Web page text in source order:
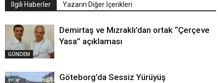
İlgili Haberler Yazarın Diğer İçerikleri
GÜNDEM
Demirtaş ve Mızraklı’dan ortak “Çerçeve
Yasa” açıklaması
Göteborg’da Sessiz Yürüyüş